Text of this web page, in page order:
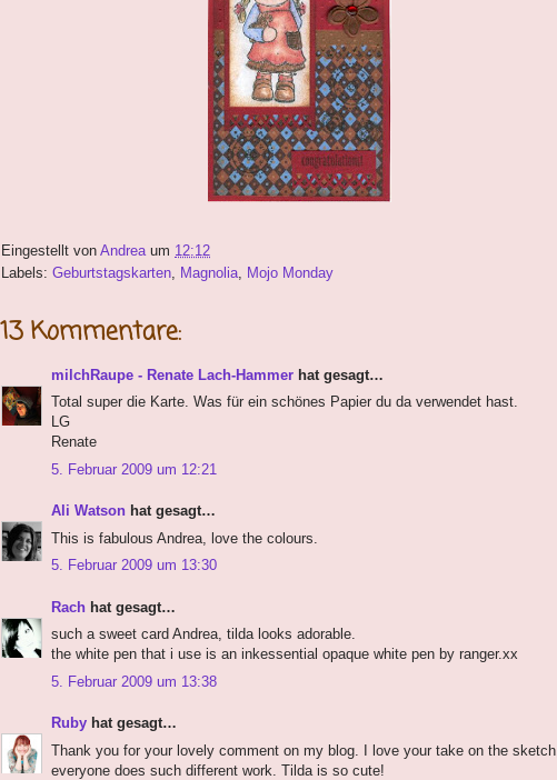
Eingestellt von Andrea um 12:12
Labels: Geburtstagskarten Magnolia Mojo Monday
13 Kommentare:
milchRaupe - Renate Lach-Hammer hat gesagt…
Total super die Karte. Was für ein schönes Papier du da verwendet hast.
LG
Renate
5. Februar 2009 um 12:21
Ali Watson hat gesagt…
This is fabulous Andrea, love the colours.
5. Februar 2009 um 13:30
Rach hat gesagt…
such a sweet card Andrea, tilda looks adorable.
the white pen that i use is an inkessential opaque white pen by ranger.xx
5. Februar 2009 um 13:38
Ruby hat gesagt…
Thank you for your lovely comment on my blog. I love your take on the sketch,
everyone does such different work. Tilda is so cute!